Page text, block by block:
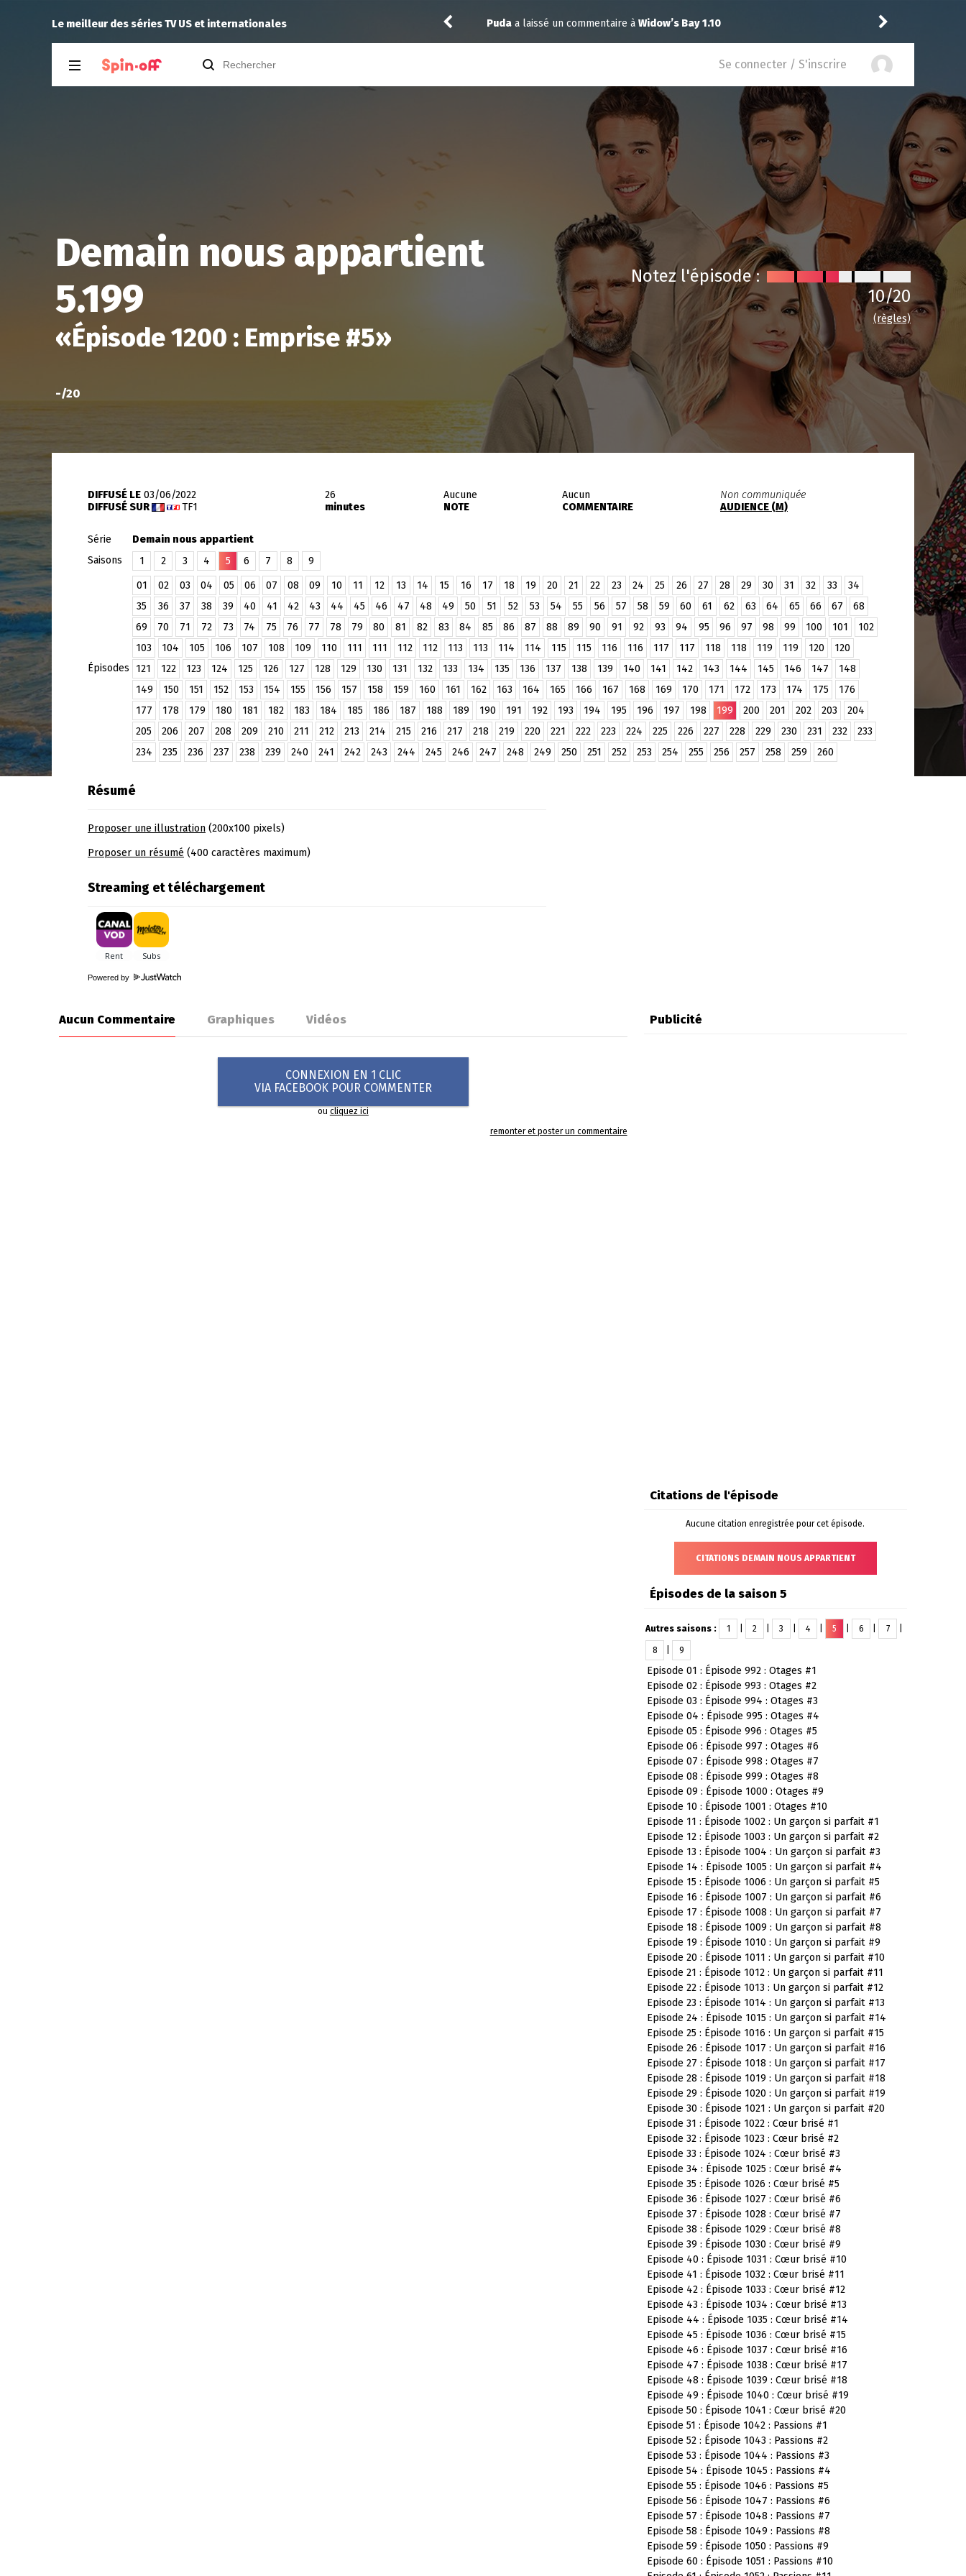
Le meilleur des séries TV US et internationales
Pudaa laissé un commentaire à tomaa noté12à Abbott Elementary 2.14
Se connecter / S'inscrire
Demain nous appartient
5.199
«Épisode 1200 : Emprise #5»
-/20
Notez l'épisode :
10/20
(règles)
DIFFUSÉ LE 03/06/2022
DIFFUSÉ SUR
TF1
26
minutes
Aucune
NOTE
Aucun
COMMENTAIRE
Non communiquée
AUDIENCE (M)
Série
Demain nous appartient
Saisons
1 2 3 4 5 6 7 8 9
Épisodes
01 02 03 04 05 06 07 08 09 10 11 12 13 14 15 16 17 18 19 20 21 22 23 24 25 26 27 28 29 30 31 32 33
34
35
36 37 38 39 40 41 42 43 44 45 46 47 48 49 50 51 52 53 54 55 56 57 58 59 60 61 62 63 64 65 66 67
68
69
70 71 72 73 74 75 76 77 78 79 80 81 82 83 84 85 86 87 88 89 90 91 92 93 94 95 96 97 98 99 100 101
102
103
104 105 106 107 108 109 110 111 111 112 112 113 113 114 114 115 115 116 116 117 117 118 118 119 119 120
120
121
122 123 124 125 126 127 128 129 130 131 132 133 134 135 136 137 138 139 140 141 142 143 144 145 146 147
148
149
150 151 152 153 154 155 156 157 158 159 160 161 162 163 164 165 166 167 168 169 170 171 172 173 174 175
176
177
178 179 180 181 182 183 184 185 186 187 188 189 190 191 192 193 194 195 196 197 198 199 200 201 202 203
204
205
206 207 208 209 210 211 212 213 214 215 216 217 218 219 220 221 222 223 224 225 226 227 228 229 230 231 232
233
234
235 236 237 238 239 240 241 242 243 244 245 246 247 248 249 250 251 252 253 254 255 256 257 258 259 260
Résumé
Proposer une illustration (200x100 pixels)
Proposer un résumé (400 caractères maximum)
Streaming et téléchargement
Powered by
Aucun Commentaire Graphiques Vidéos
CONNEXION EN 1 CLIC
VIA FACEBOOK POUR COMMENTER
oucliquez ici
remonter et poster un commentaire
Publicité
Citations de l'épisode
Aucune citation enregistrée pour cet épisode.
CITATIONS DEMAIN NOUS APPARTIENT
Épisodes de la saison 5
Autres saisons : 1 2 3 4 5 6 7
8 9
Episode 01 : Épisode 992 : Otages #1
Episode 02 : Épisode 993 : Otages #2
Episode 03 : Épisode 994 : Otages #3
Episode 04 : Épisode 995 : Otages #4
Episode 05 : Épisode 996 : Otages #5
Episode 06 : Épisode 997 : Otages #6
Episode 07 : Épisode 998 : Otages #7
Episode 08 : Épisode 999 : Otages #8
Episode 09 : Épisode 1000 : Otages #9
Episode 10 : Épisode 1001 : Otages #10
Episode 11 : Épisode 1002 : Un garçon si parfait #1
Episode 12 : Épisode 1003 : Un garçon si parfait #2
Episode 13 : Épisode 1004 : Un garçon si parfait #3
Episode 14 : Épisode 1005 : Un garçon si parfait #4
Episode 15 : Épisode 1006 : Un garçon si parfait #5
Episode 16 : Épisode 1007 : Un garçon si parfait #6
Episode 17 : Épisode 1008 : Un garçon si parfait #7
Episode 18 : Épisode 1009 : Un garçon si parfait #8
Episode 19 : Épisode 1010 : Un garçon si parfait #9
Episode 20 : Épisode 1011 : Un garçon si parfait #10
Episode 21 : Épisode 1012 : Un garçon si parfait #11
Episode 22 : Épisode 1013 : Un garçon si parfait #12
Episode 23 : Épisode 1014 : Un garçon si parfait #13
Episode 24 : Épisode 1015 : Un garçon si parfait #14
Episode 25 : Épisode 1016 : Un garçon si parfait #15
Episode 26 : Épisode 1017 : Un garçon si parfait #16
Episode 27 : Épisode 1018 : Un garçon si parfait #17
Episode 28 : Épisode 1019 : Un garçon si parfait #18
Episode 29 : Épisode 1020 : Un garçon si parfait #19
Episode 30 : Épisode 1021 : Un garçon si parfait #20
Episode 31 : Épisode 1022 : Cœur brisé #1
Episode 32 : Épisode 1023 : Cœur brisé #2
Episode 33 : Épisode 1024 : Cœur brisé #3
Episode 34 : Épisode 1025 : Cœur brisé #4
Episode 35 : Épisode 1026 : Cœur brisé #5
Episode 36 : Épisode 1027 : Cœur brisé #6
Episode 37 : Épisode 1028 : Cœur brisé #7
Episode 38 : Épisode 1029 : Cœur brisé #8
Episode 39 : Épisode 1030 : Cœur brisé #9
Episode 40 : Épisode 1031 : Cœur brisé #10
Episode 41 : Épisode 1032 : Cœur brisé #11
Episode 42 : Épisode 1033 : Cœur brisé #12
Episode 43 : Épisode 1034 : Cœur brisé #13
Episode 44 : Épisode 1035 : Cœur brisé #14
Episode 45 : Épisode 1036 : Cœur brisé #15
Episode 46 : Épisode 1037 : Cœur brisé #16
Episode 47 : Épisode 1038 : Cœur brisé #17
Episode 48 : Épisode 1039 : Cœur brisé #18
Episode 49 : Épisode 1040 : Cœur brisé #19
Episode 50 : Épisode 1041 : Cœur brisé #20
Episode 51 : Épisode 1042 : Passions #1
Episode 52 : Épisode 1043 : Passions #2
Episode 53 : Épisode 1044 : Passions #3
Episode 54 : Épisode 1045 : Passions #4
Episode 55 : Épisode 1046 : Passions #5
Episode 56 : Épisode 1047 : Passions #6
Episode 57 : Épisode 1048 : Passions #7
Episode 58 : Épisode 1049 : Passions #8
Episode 59 : Épisode 1050 : Passions #9
Episode 60 : Épisode 1051 : Passions #10